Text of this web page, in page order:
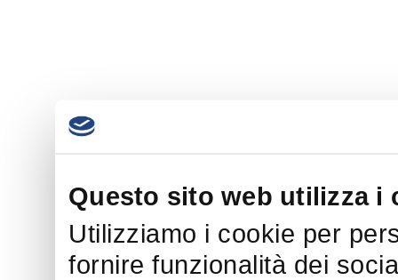
Questo sito web utilizza i
Utilizziamo i cookie per
fornire funzionalità dei